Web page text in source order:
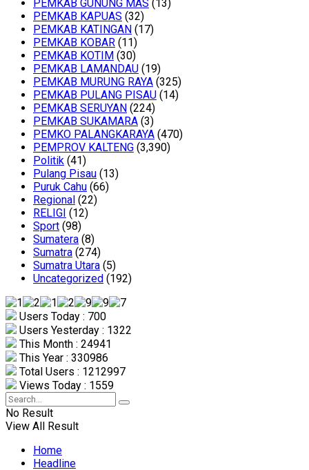
PEMKAB GUNUNG MAS (13)
PEMKAB KAPUAS (32)
PEMKAB KATINGAN (17)
PEMKAB KOBAR (11)
PEMKAB KOTIM (30)
PEMKAB LAMANDAU (19)
PEMKAB MURUNG RAYA (325)
PEMKAB PULANG PISAU (14)
PEMKAB SERUYAN (224)
PEMKAB SUKAMARA (3)
PEMKO PALANGKARAYA (470)
PEMPROV KALTENG (3,390)
Politik (41)
Pulang Pisau (13)
Puruk Cahu (66)
Regional (22)
RELIGI (12)
Sport (98)
Sumatera (8)
Sumatra (274)
Sumatra Utara (5)
Uncategorized (192)
Users Today : 700
Users Yesterday : 1322
This Month : 24941
This Year : 330986
Total Users : 1212997
Views Today : 1559
No Result
View All Result
Home
Headline